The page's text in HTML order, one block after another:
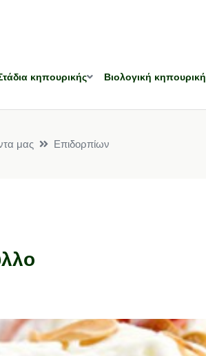
κηπουρικής Βιολογική κηπουρική
μας Επιδορπίων